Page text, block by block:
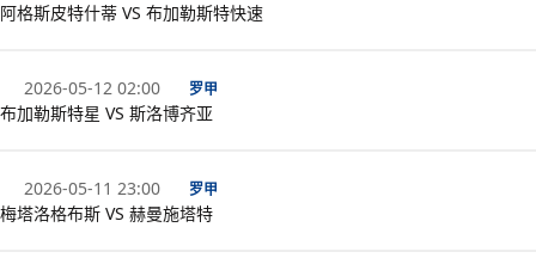
阿格斯皮特什蒂 VS 布加勒斯特快速
2026-05-12 02:00 罗甲
布加勒斯特星 VS 斯洛博齐亚
2026-05-11 23:00 罗甲
梅塔洛格布斯 VS 赫曼施塔特